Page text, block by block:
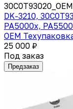
30C0T93020_OEM
DK-3210,
PA5000x,
OEM
25 000 ₽
Под заказ
Предзаказ